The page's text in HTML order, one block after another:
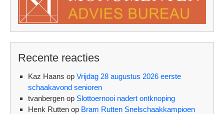
Recente reacties
Kaz Haans op Vrijdag 28 augustus 2026 eerste
schaakavond senioren
tvanbergen op Slottoernooi nadert ontknoping
Henk Rutten op Bram Rutten Snelschaakkampioen